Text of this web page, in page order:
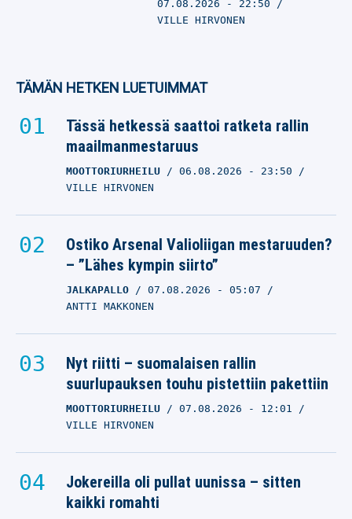
07.08.2026 - 22:50
VILLE HIRVONEN
TÄMÄN HETKEN LUETUIMMAT
Tässä hetkessä saattoi ratketa rallin
maailmanmestaruus
MOOTTORIURHEILU 06.08.2026 - 23:50
VILLE HIRVONEN
Ostiko Arsenal Valioliigan mestaruuden?
– ”Lähes kympin siirto”
JALKAPALLO 07.08.2026 - 05:07
ANTTI MAKKONEN
Nyt riitti – suomalaisen rallin
suurlupauksen touhu pistettiin pakettiin
MOOTTORIURHEILU 07.08.2026 - 12:01
VILLE HIRVONEN
Jokereilla oli pullat uunissa – sitten
kaikki romahti